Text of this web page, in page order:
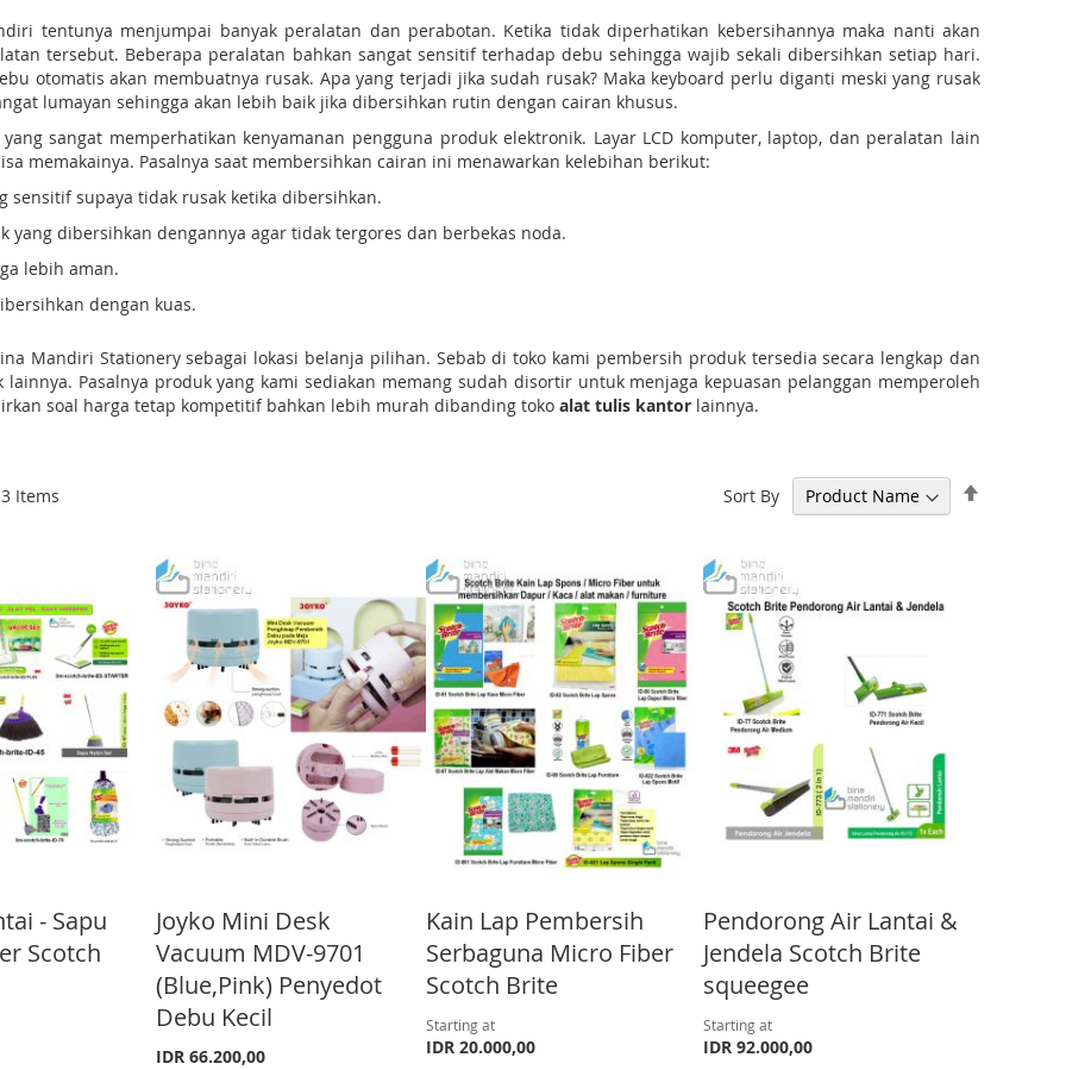
tentunya menjumpai banyak peralatan dan perabotan. Ketika tidak diperhatikan kebersihannya maka nanti akan
tersebut. Beberapa peralatan bahkan sangat sensitif terhadap debu sehingga wajib sekali dibersihkan setiap hari.
otomatis akan membuatnya rusak. Apa yang terjadi jika sudah rusak? Maka keyboard perlu diganti meski yang rusak
lumayan sehingga akan lebih baik jika dibersihkan rutin dengan cairan khusus.
sangat memperhatikan kenyamanan pengguna produk elektronik. Layar LCD komputer, laptop, dan peralatan lain
memakainya. Pasalnya saat membersihkan cairan ini menawarkan kelebihan berikut:
sensitif supaya tidak rusak ketika dibersihkan.
dibersihkan dengannya agar tidak tergores dan berbekas noda.
lebih aman.
dengan kuas.
Mandiri Stationery sebagai lokasi belanja pilihan. Sebab di toko kami pembersih produk tersedia secara lengkap dan
Pasalnya produk yang kami sediakan memang sudah disortir untuk menjaga kepuasan pelanggan memperoleh
soal harga tetap kompetitif bahkan lebih murah dibanding toko alat tulis kantor lainnya.
Items Sort By
- Sapu
Scotch
Joyko Mini Desk
Vacuum MDV-9701
(Blue,Pink) Penyedot
Debu Kecil
IDR 66.200,00
Kain Lap Pembersih
Serbaguna Micro Fiber
Scotch Brite
Starting at
IDR 20.000,00
Pendorong Air Lantai &
Jendela Scotch Brite
squeegee
Starting at
IDR 92.000,00